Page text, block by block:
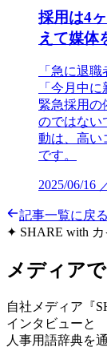
採用は4
えて媒体
「急に退
「今月中
緊急採用の
のではない
動は、高い
です。
2025/06/16
記事一覧に戻る
✦ SHARE with
メディア
自社メディア『
インタビューと
人事用語辞典を